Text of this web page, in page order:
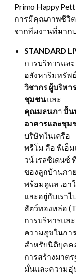
Primo Happy
การมีคุณภาพชีวิต
จากทีมงานที่มาก
STANDARD
การบริหารแล
อสังหาริมทรัพ
วิชากร ผู้บริหา
ชุมชนและ
คุณมลนภา ปั้น
อาคารและชุม
บริษัทในเครือ
พรีโม คือ พีเอ็
วน์ เรสซิเดนซ์
ของลูกบ้านภา
พร้อมดูแล เอา
และอยู่กับเรา
สัตว์ทองหล่อ
การบริหารแล
ความสุขในกา
สำหรับนิติบุคค
การสร้างมาต
มั่นและความอุ่